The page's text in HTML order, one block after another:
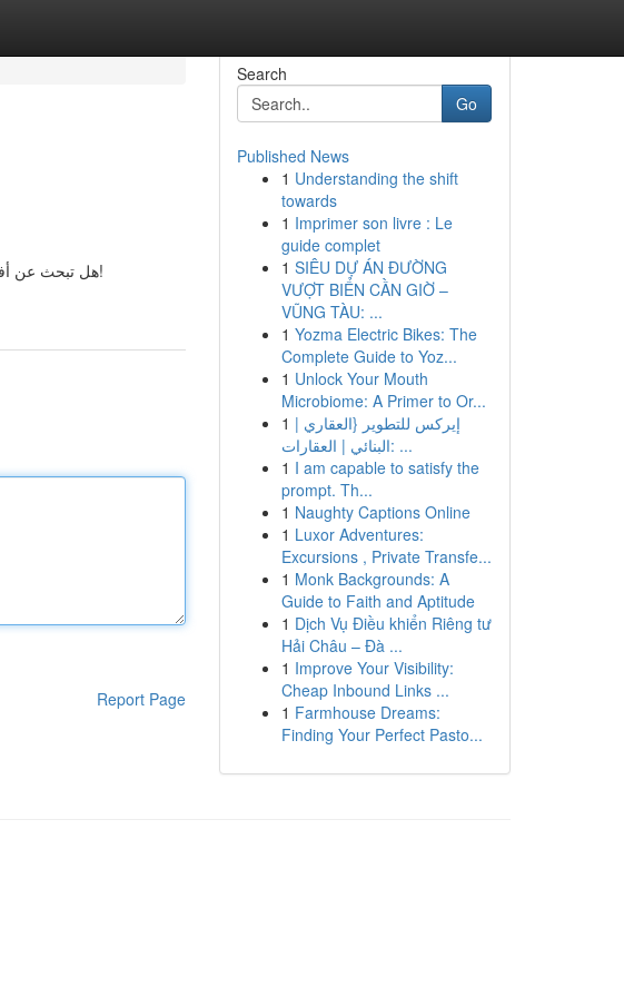
هل تبحث عن أفضل اسعار المواد في الدمام؟ وصولاً إليك! نحن نقدم عرض العروض ل مواد. اشتري على جودة المواد. تواصل معنا اليوم!
Report Page
Search
Go
Published News
1 Understanding the shift
towards
1 Imprimer son livre : Le
guide complet
1 SIÊU DỰ ÁN ĐƯỜNG
VƯỢT BIỂN CẦN GIỜ –
VŨNG TÀU: ...
1 Yozma Electric Bikes: The
Complete Guide to Yoz...
1 Unlock Your Mouth
Microbiome: A Primer to Or...
1 إيركس للتطوير {العقاري |
البنائي | العقارات: ...
1 I am capable to satisfy the
prompt. Th...
1 Naughty Captions Online
1 Luxor Adventures:
Excursions , Private Transfe...
1 Monk Backgrounds: A
Guide to Faith and Aptitude
1 Dịch Vụ Điều khiển Riêng tư
Hải Châu – Đà ...
1 Improve Your Visibility:
Cheap Inbound Links ...
1 Farmhouse Dreams:
Finding Your Perfect Pasto...